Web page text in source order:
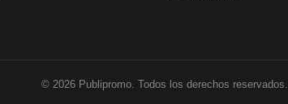
© 2026 Publipromo. Todos los derechos reservados.